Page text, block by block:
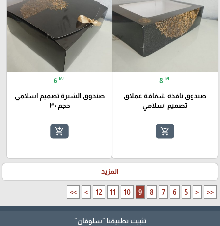
8 ₪
صندوق نافذة شفافة عملاق
تصميم اسلامي
add_shopping_cart
6 ₪
صندوق الشبرة تصميم اسلامي
حجم ٣٠
add_shopping_cart
المزيد
<<
<
5
6
7
8
9
10
11
12
>
>>
تثبيت تطبيقنا "سلوفان"